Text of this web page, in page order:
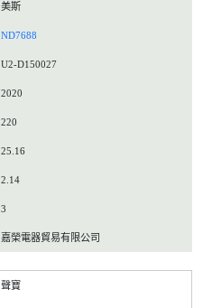
美斯
ND7688
U2-D150027
2020
220
25.16
2.14
3
嘉榮電器貿易有限公司
聲寶